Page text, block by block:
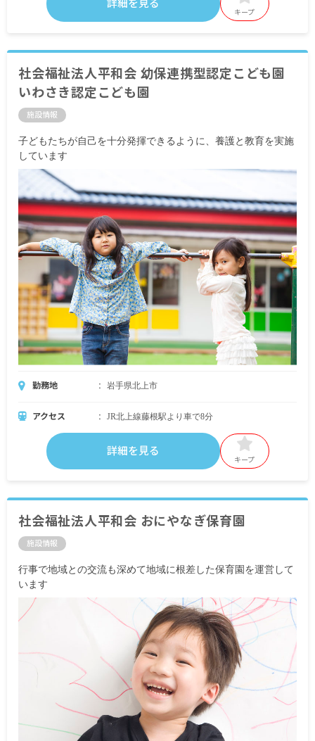
詳細を見る
キープ
社会福祉法人平和会 幼保連携型認定こども園
いわさき認定こども園
施設情報
子どもたちが自己を十分発揮できるように、養護と教育を実施
しています
勤務地 岩手県北上市
アクセス JR北上線藤根駅より車で8分
詳細を見る
キープ
社会福祉法人平和会 おにやなぎ保育園
施設情報
行事で地域との交流も深めて地域に根差した保育園を運営して
います